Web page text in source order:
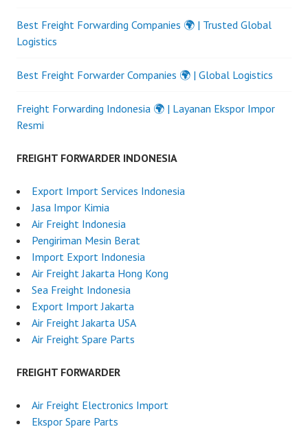
Best Freight Forwarding Companies 🌍 | Trusted Global
Logistics
Best Freight Forwarder Companies 🌍 | Global Logistics
Freight Forwarding Indonesia 🌍 | Layanan Ekspor Impor
Resmi
FREIGHT FORWARDER INDONESIA
Export Import Services Indonesia
Jasa Impor Kimia
Air Freight Indonesia
Pengiriman Mesin Berat
Import Export Indonesia
Air Freight Jakarta Hong Kong
Sea Freight Indonesia
Export Import Jakarta
Air Freight Jakarta USA
Air Freight Spare Parts
FREIGHT FORWARDER
Air Freight Electronics Import
Ekspor Spare Parts